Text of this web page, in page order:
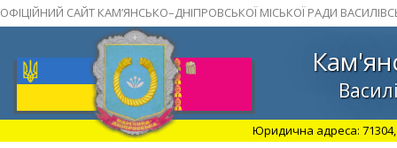
ОФІЦІЙНИЙ САЙТ КАМ’ЯНСЬКО–ДНІПРОВСЬКОЇ МІСЬКОЇ РАДИ
Юридична адреса: 71304,